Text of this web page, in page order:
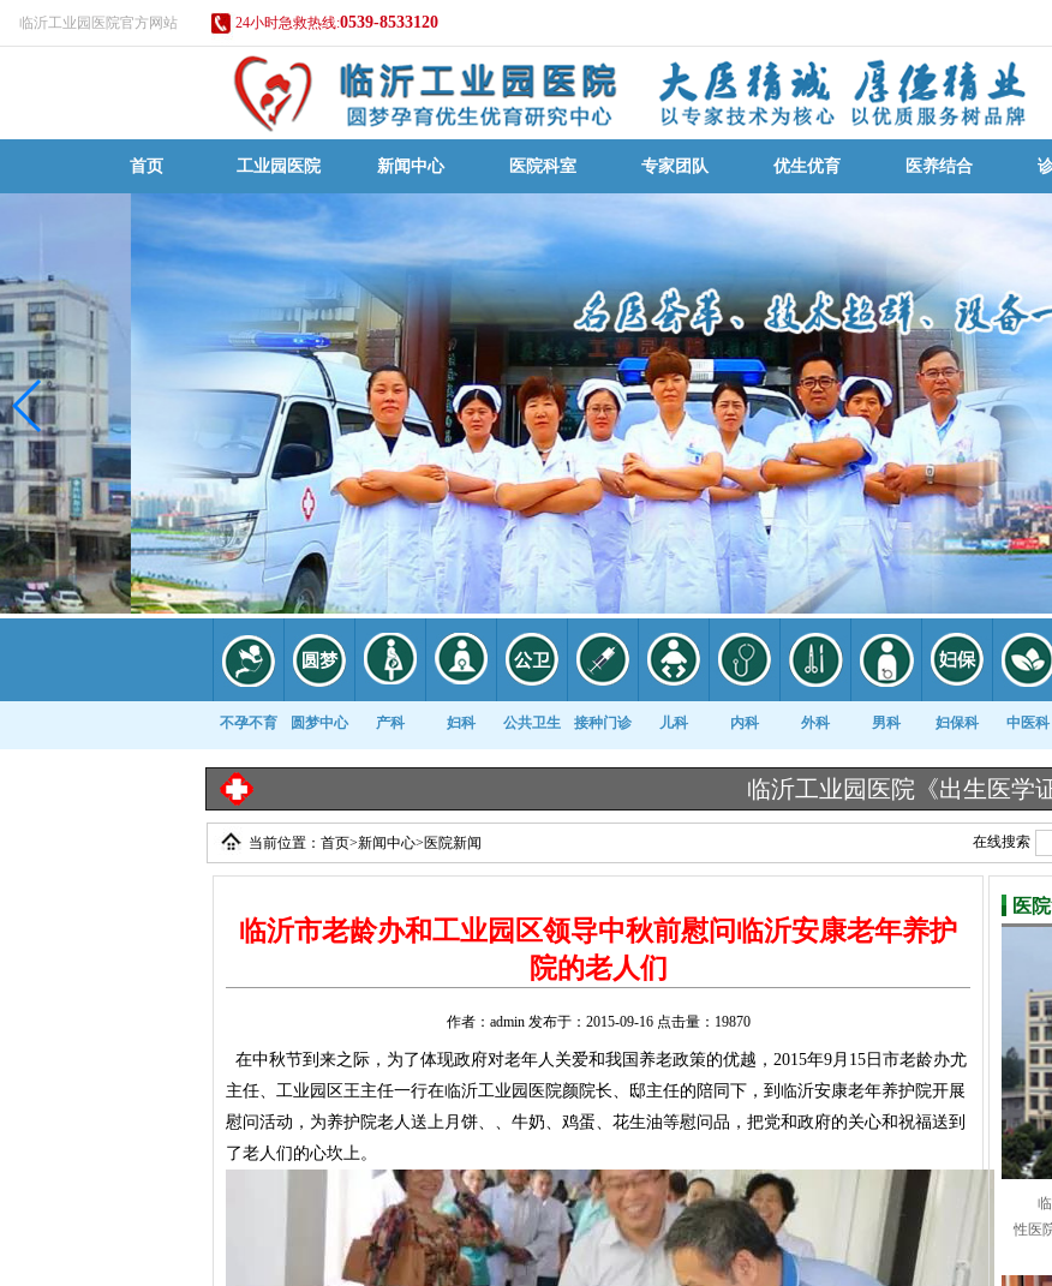
临沂工业园医院官方网站 24小时急救热线:0539-8533120
首页 工业园医院 新闻中心 医院科室 专家团队 优生优育 医养结合
不孕不育 圆梦中心 产科 妇科 公共卫生 接种门诊 儿科 内科 外科 男科 妇保科 中医科
康复科
临沂工业园医院《出生医学证明》告知栏
当前位置： 首页>新闻中心> 医院新闻 在线搜索
临沂市老龄办和工业园区领导中秋前慰问临沂安康老年养护
院的老人们
作者：admin 发布于：2015-09-16 点击量：19870
在中秋节到来之际，为了体现政府对老年人关爱和我国养老政策的优越，2015年9月15日市老龄办尤
主任、工业园区王主任一行在临沂工业园医院颜院长、邸主任的陪同下，到临沂安康老年养护院开展
慰问活动，为养护院老人送上月饼、、牛奶、鸡蛋、花生油等慰问品，把党和政府的关心和祝福送到
了老人们的心坎上。
医
性医